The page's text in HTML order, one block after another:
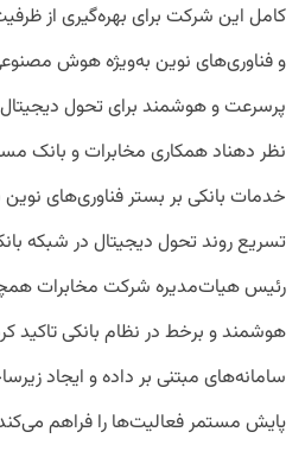
کامل این شرکت برای بهره‌گیری از
و فناوری‌های نوین به‌ویژه هوش
پرسرعت و هوشمند برای تحول دیجیتال
نظر دهناد همکاری مخابرات و بانک
خدمات بانکی بر بستر فناوری‌های
تسریع روند تحول دیجیتال در شبکه
رئیس هیات‌مدیره شرکت مخابرات
هوشمند و برخط در نظام بانکی تاکید
سامانه‌های مبتنی بر داده و ایجاد
پایش مستمر فعالیت‌ها را فراهم